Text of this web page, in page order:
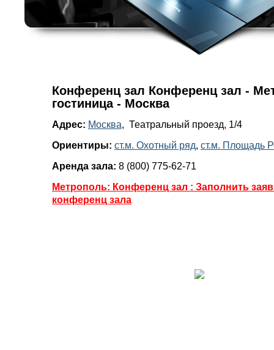
Конференц зал Конференц зал -
гостиница - Москва
Адрес: Москва, Театральный проезд, 1/4
Ориентиры: ст.м. Охотный ряд, ст.м. Площадь
Аренда зала: 8 (800) 775-62-71
Метрополь: Конференц зал : Заполнить
конференц зала